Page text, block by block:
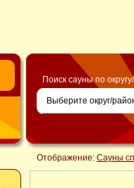
Поиск сауны по
Отображение: Сауны